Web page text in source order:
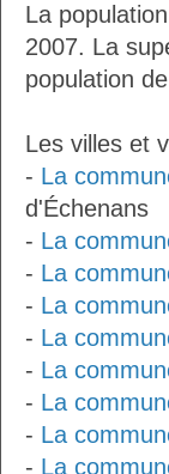
La
2007. La
population
Les villes et
- La
d'Échenans
- La
- La
- La
- La
- La
- La
- La
- La